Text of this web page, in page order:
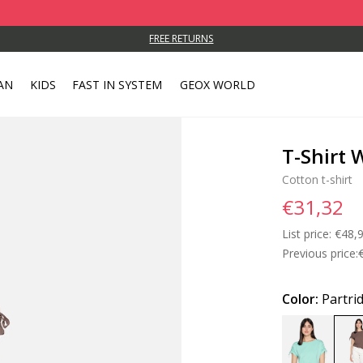
FREE RETURNS
KIDS FAST IN SYSTEM GEOX WORLD
T-Shirt
Cotton t-shirt
Previous price:
List price: Price
€31,32
Color: